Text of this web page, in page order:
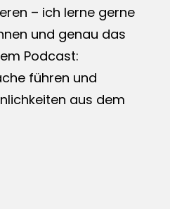
– ich lerne gerne
und genau das
Podcast:
führen und
aus dem